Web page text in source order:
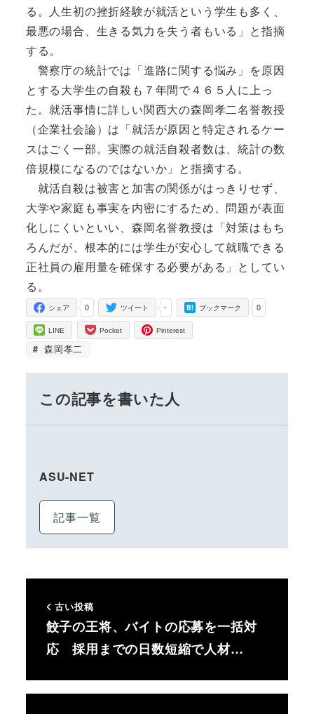
る。人生初の挫折経験が就活という学生も多く、
最悪の場合、生きる気力を失う者もいる」と指摘
する。
警察庁の統計では「進路に関する悩み」を原因
とする大学生の自殺も７年間で４６５人に上っ
た。就活事情に詳しい関西大の森岡孝二名誉教授
（企業社会論）は「就活が原因と特定されるケー
スはごく一部。実際の就活自殺者数は、統計の数
倍規模になるのではないか」と指摘する。
就活自殺は被害と加害の関係がはっきりせず、
大学や家庭も事実を内密にするため、問題が表面
化しにくいといい、森岡名誉教授は「対策はもち
ろんだが、根本的には学生が安心して就職できる
正社員の雇用量を確保する必要がある」としてい
る。
0
シェア -
ツイート 0
ブックマーク
LINE Pocket Pinterest
森岡孝二
この記事を書いた人
ASU-NET
記事一覧
古い投稿
餃子の王将、バイトの応募を一括対
応 採用までの日数短縮で人材…